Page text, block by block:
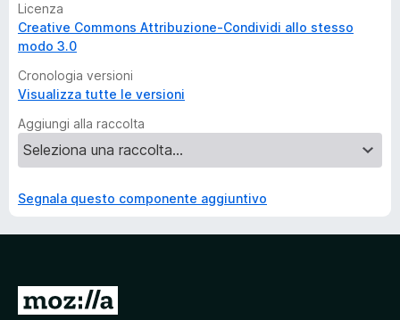
Licenza
Creative Commons Attribuzione-Condividi allo stesso
modo 3.0
Cronologia versioni
Visualizza tutte le versioni
Aggiungi alla raccolta
Segnala questo componente aggiuntivo
V